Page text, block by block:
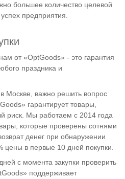
большее количество целевой
предприятия.
от «OptGoods» - это гарантия
праздника и
Москве, важно решить вопрос
гарантирует товары,
риск. Мы работаем с 2014 года
которые проверены сотнями
денег при обнаружении
в первые 10 дней покупки.
с момента закупки проверить
поддерживает